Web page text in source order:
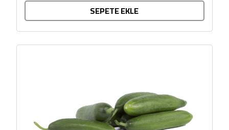
SEPETE EKLE